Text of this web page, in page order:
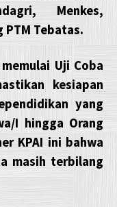
Menkes,
PTM Tebatas.
Uji Coba
kesiapan
yang
I hingga Orang
KPAI ini bahwa
masih terbilang